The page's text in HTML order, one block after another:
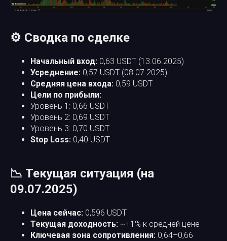
⚙️ Сводка по сделке
Начальный вход: 0,63 USDT (13.06.2025)
Усреднение: 0,57 USDT (08.07.2025)
Средняя цена входа: 0,59 USDT
Цели по прибыли:
Уровень 1: 0,66 USDT
Уровень 2: 0,69 USDT
Уровень 3: 0,70 USDT
Stop Loss: 0,40 USDT
📉 Текущая ситуация (на
09.07.2025)
Цена сейчас: 0,596 USDT
Текущая доходность: ~+1% к средней цене
Ключевая зона сопротивления: 0,64–0,66